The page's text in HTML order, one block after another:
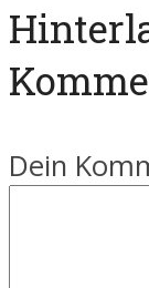
Dein